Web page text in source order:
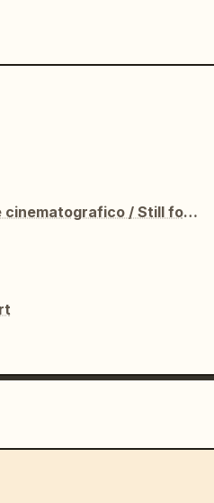
Fermo immagine cinematografico / Still fotografico